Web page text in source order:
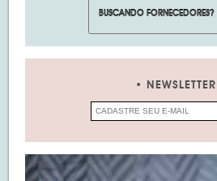
NEWSLETTER